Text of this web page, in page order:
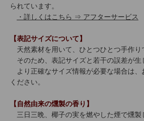
られています。
・詳しくはこちら ⇒ アフターサービス
【表記サイズについて】
天然素材を用いて、ひとつひとつ手作り
そのため、表記サイズと若干の誤差が生
より正確なサイズ情報が必要な場合は、
ください。
【自然由来の燻製の香り】
三日三晩、椰子の実を燃やした煙で燻製